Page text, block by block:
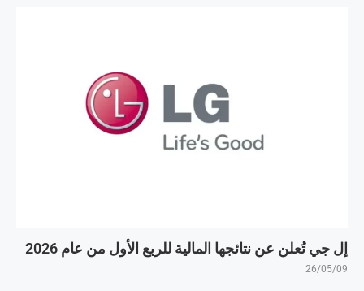
إل جي تُعلن عن نتائجها المالية للربع الأول من عام 2026
26/05/09